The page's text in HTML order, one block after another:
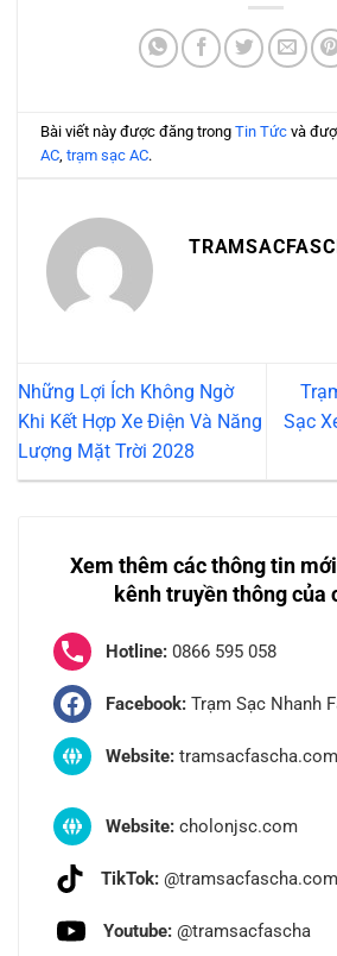
Bài viết này được đăng trongTin Tức và
AC,trạm sạc AC.
Những Lợi Ích Không Ngờ
Khi Kết Hợp Xe Điện Và Năng
Lượng Mặt Trời 2028
Sạc
Xem thêm các thông tin
kênh truyền thông của
Hotline: 0866 595 058
Facebook: Trạm Sạc Nhanh
Website: tramsacfascha.com
Website: cholonjsc.com
TikTok: @tramsacfascha.com
Youtube: @tramsacfascha